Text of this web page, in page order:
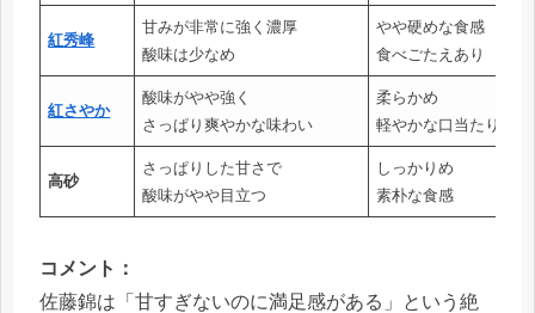
紅秀峰
甘みが非常に強く濃厚
酸味は少なめ
やや硬めな食感
食べごたえあり
紅さやか
酸味がやや強く
さっぱり爽やかな味わい
柔らかめ
軽やかな口当たり
高砂
さっぱりした甘さで
酸味がやや目立つ
しっかりめ
素朴な食感
コメント：
佐藤錦は「甘すぎないのに満足感がある」という絶